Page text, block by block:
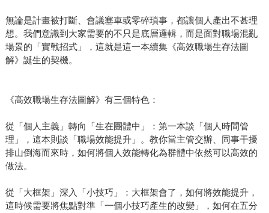
無論是計畫被打斷、會議塞車或零碎瑣事，都讓個人產出不甚理
想。我們意識到大家需要的不只是底層邏輯，而是面對職場混亂
場景的「實戰招式」，這就是這一本續集《高效職場生存法圖
解》誕生的契機。
《高效職場生存法圖解》有三個特色：
從「個人主義」轉向「生在團體中」：第一本談「個人時間管
理」，這本則談「職場效能提升」。教你當主管交辦、同事干擾
排山倒海而來時，如何將個人效能轉化為群體中依然可以高效的
做法。
從「大框架」深入「小技巧」：大框架會了，如何將效能提升，
這時候需要將焦點對準「一個小技巧產生的改變」，如何在五分